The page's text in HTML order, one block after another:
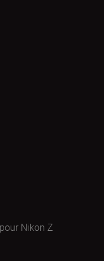
Nikon Z